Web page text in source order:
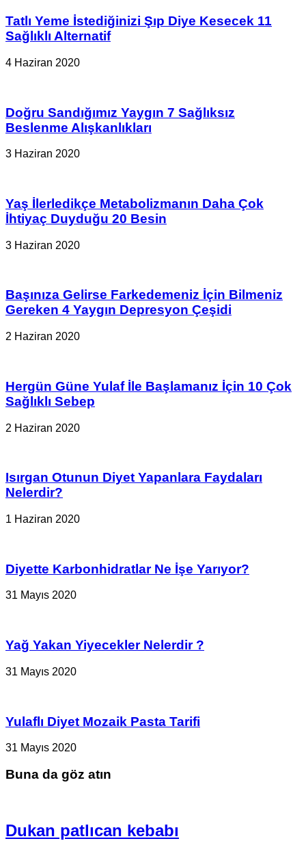
Tatlı Yeme İstediğinizi Şıp Diye Kesecek 11
Sağlıklı Alternatif
4 Haziran 2020
Doğru Sandığımız Yaygın 7 Sağlıksız
Beslenme Alışkanlıkları
3 Haziran 2020
Yaş İlerledikçe Metabolizmanın Daha Çok
İhtiyaç Duyduğu 20 Besin
3 Haziran 2020
Başınıza Gelirse Farkedemeniz İçin Bilmeniz
Gereken 4 Yaygın Depresyon Çeşidi
2 Haziran 2020
Hergün Güne Yulaf İle Başlamanız İçin 10 Çok
Sağlıklı Sebep
2 Haziran 2020
Isırgan Otunun Diyet Yapanlara Faydaları
Nelerdir?
1 Haziran 2020
Diyette Karbonhidratlar Ne İşe Yarıyor?
31 Mayıs 2020
Yağ Yakan Yiyecekler Nelerdir ?
31 Mayıs 2020
Yulaflı Diyet Mozaik Pasta Tarifi
31 Mayıs 2020
Buna da göz atın
Dukan patlıcan kebabı